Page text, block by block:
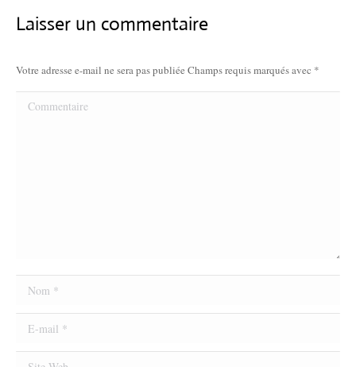
Laisser un commentaire
Votre adresse e-mail ne sera pas publiée Champs requis marqués avec *
Commentaire
Nom *
E-mail *
Site Web